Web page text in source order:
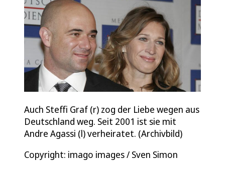
Auch Steffi Graf (r) zog der Liebe wegen aus
Deutschland weg. Seit 2001 ist sie mit
Andre Agassi (l) verheiratet. (Archivbild)
Copyright: imago images / Sven Simon